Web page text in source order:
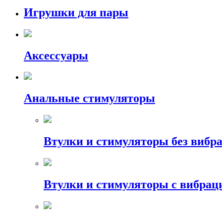
Игрушки для пары
Аксессуары
Анальные стимуляторы
Втулки и стимуляторы без
Втулки и стимуляторы с